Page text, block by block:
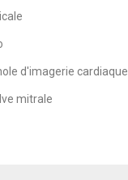
d'imagerie cardiaque
mitrale